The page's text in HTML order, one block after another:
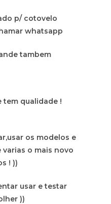
p/ cotovelo
whatsapp
tambem
tem qualidade !
os modelos e
o mais novo
! ))
usar e testar
))